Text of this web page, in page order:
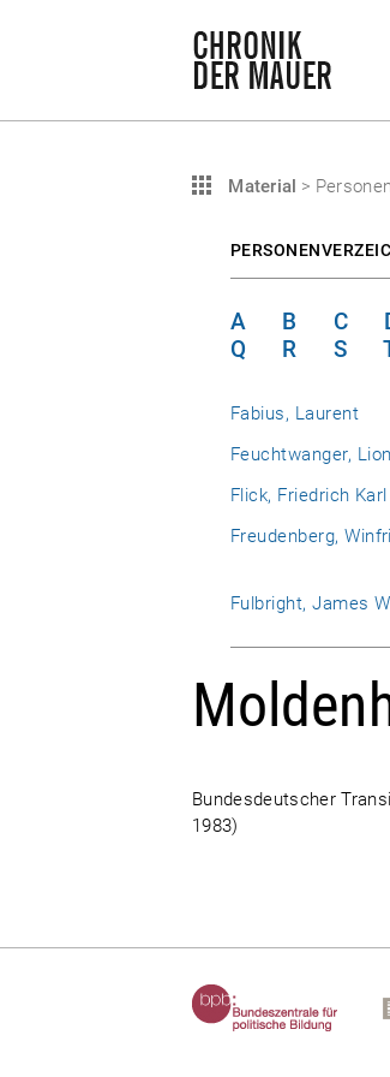
Material >
A B C
Q
R S
Fabius, Laurent
Feuchtwanger, Lion
Flick, Friedrich Karl
Freudenberg,
Fulbright, James
Bundesdeutscher
1983)